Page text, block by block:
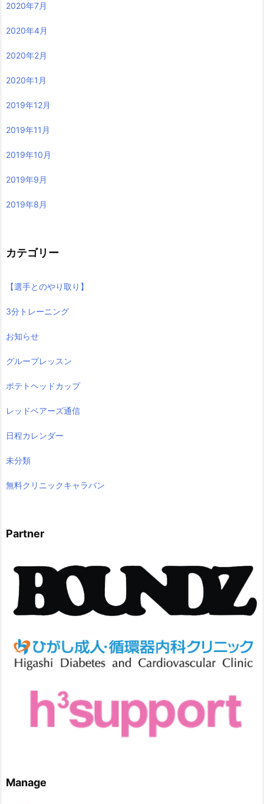
2020年7月
2020年4月
2020年2月
2020年1月
2019年12月
2019年11月
2019年10月
2019年9月
2019年8月
カテゴリー
【選手とのやり取り】
3分トレーニング
お知らせ
グループレッスン
ポテトヘッドカップ
レッドベアーズ通信
日程カレンダー
未分類
無料クリニックキャラバン
Partner
Manage